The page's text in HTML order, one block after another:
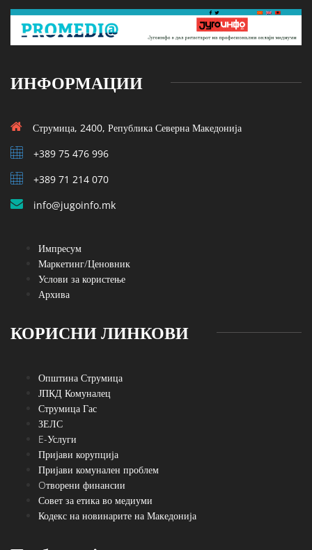
ИНФОРМАЦИИ
Струмица, 2400, Република Северна Македонија
+389 75 476 996
+389 71 214 070
info@jugoinfo.mk
Импресум
Маркетинг/Ценовник
Услови за користење
Архива
КОРИСНИ ЛИНКОВИ
Општина Струмица
ЈПКД Комуналец
Струмица Гас
ЗЕЛС
E-Услуги
Пријави корупција
Пријави комунален проблем
Oтворени финансии
Совет за етика во медиуми
Кодекс на новинарите на Македонија